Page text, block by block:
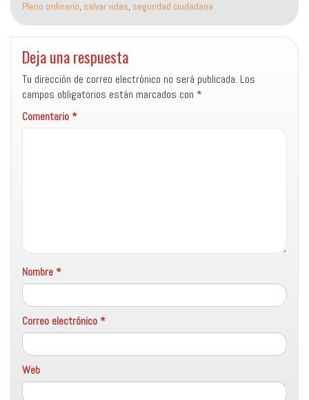
Pleno ordinario, salvar vidas, seguridad ciudadana
Deja una respuesta
Tu dirección de correo electrónico no será publicada. Los
campos obligatorios están marcados con *
Comentario*
Nombre *
Correo electrónico *
Web